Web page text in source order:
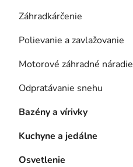
Záhradkárčenie
Polievanie a zavlažovanie
Motorové záhradné náradie
Odpratávanie snehu
Bazény a vírivky
Kuchyne a jedálne
Osvetlenie